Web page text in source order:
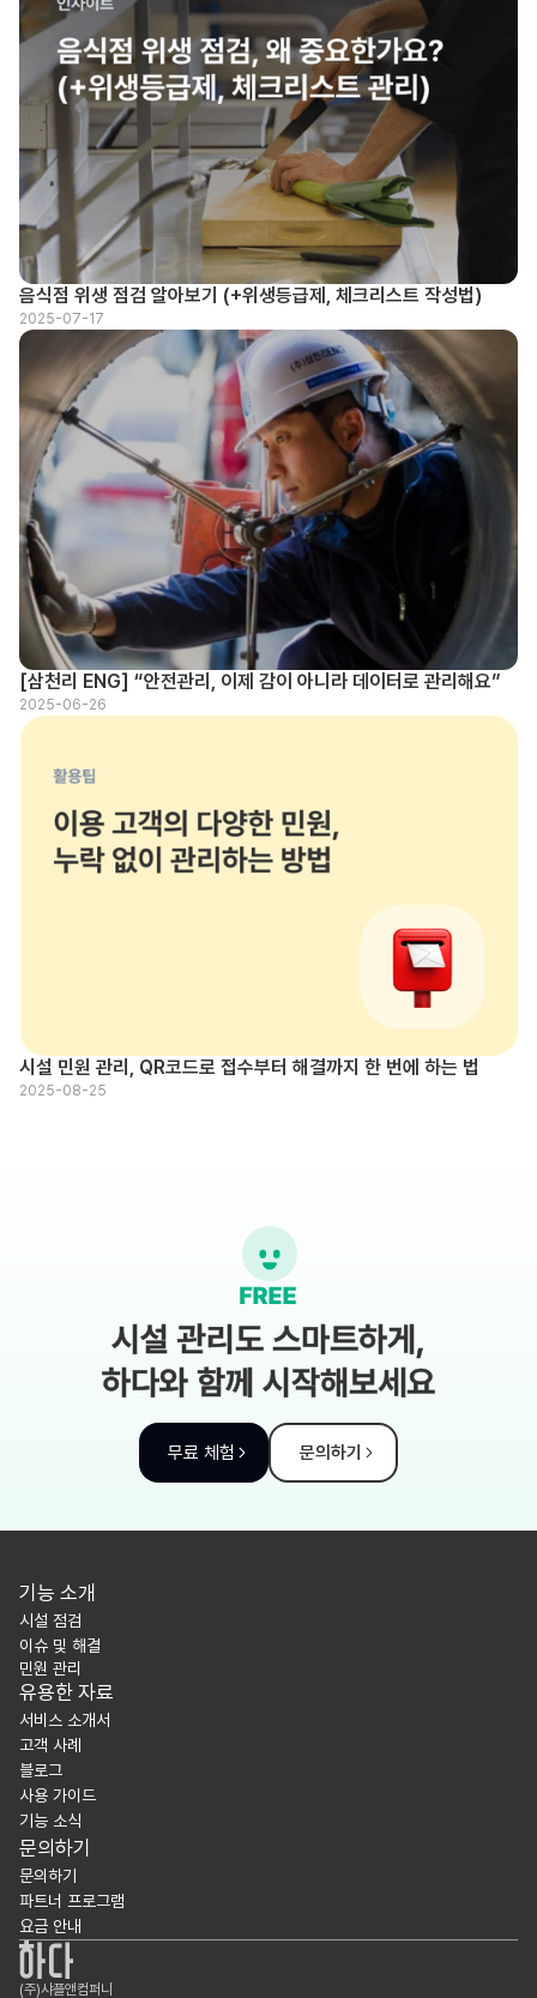
음식점 위생 점검 알아보기 (+위생등급제, 체크리스트 작성법)
2025-07-17
[삼천리 ENG] “안전관리, 이제 감이 아니라 데이터로 관리해요”
2025-06-26
시설 민원 관리, QR코드로 접수부터 해결까지 한 번에 하는 법
2025-08-25
시설 관리도 스마트하게,
하다와 함께 시작해보세요
무료 체험 문의하기
기능 소개
시설 점검
이슈 및 해결
민원 관리
유용한 자료
서비스 소개서
고객 사례
블로그
사용 가이드
기능 소식
문의하기
문의하기
파트너 프로그램
요금 안내
(주)샤플앤컴퍼니